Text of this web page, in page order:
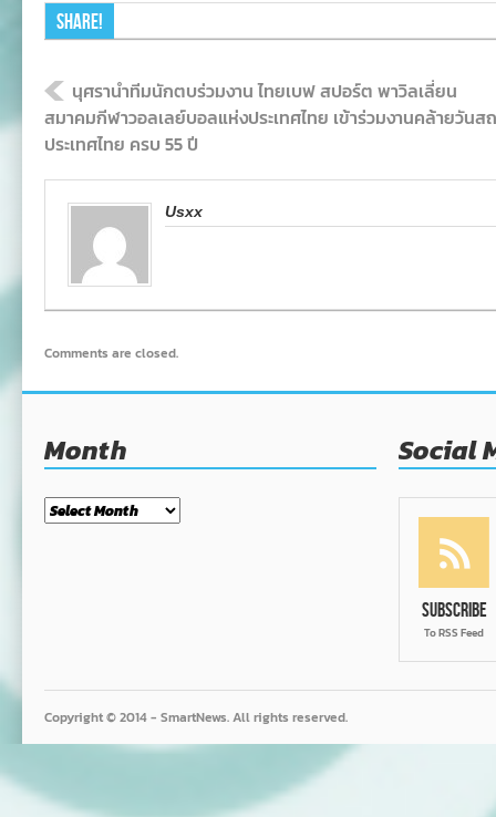
Share!
นุศรานำทีมนักตบร่วมงาน ไทยเบฟ สปอร์ต พาวิลเลี่ยน
สมาคมกีฬาวอลเลย์บอลแห่งประเทศไทย เข้าร่วมงานคล้ายวันส
ประเทศไทย ครบ 55 ปี
Usxx
Comments are closed.
Month
Month
Social
Subscribe
To RSS Feed
Copyright © 2014 - SmartNews. All rights reserved.